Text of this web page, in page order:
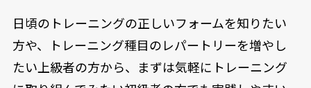
日頃のトレーニングの正しいフォームを知りたい
方や、トレーニング種目のレパートリーを増やし
たい上級者の方から、まずは気軽にトレーニング